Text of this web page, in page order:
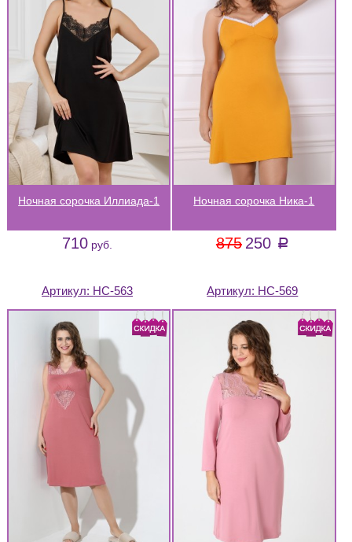
Ночная сорочка Иллиада-1
710 руб.
Ночная сорочка Ника-1
875 250 a
Артикул: НС-563 Артикул: НС-569